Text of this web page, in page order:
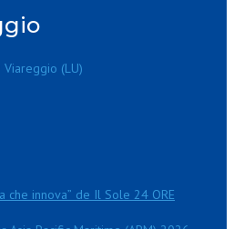
(LU)
che innova” de Il Sole 24 ORE